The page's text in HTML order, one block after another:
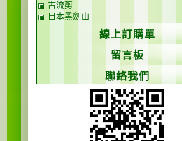
古流剪
日本黑劍山
線上訂購單
留言板
聯絡我們